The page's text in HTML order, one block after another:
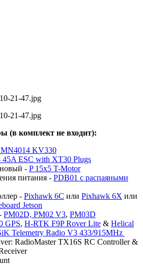
(в комплект не входит):
KV330
45A ESC with XT30 Plugs
- P 15x5 T-Motor
питания - PDB01 с распаяными
- Pixhawk 6C или Pixhawk 6X или
Jetson
PM02D, PM02 V3, PM03D
GPS, H-RTK F9P Rover Lite & Helical
Telemetry Radio V3 433/915MHz
RadioMaster TX16S RC Controller &